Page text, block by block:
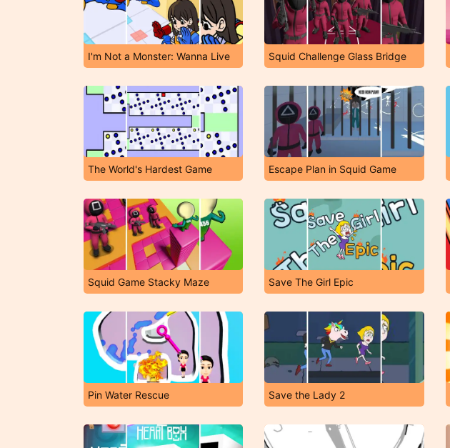
I'm Not a Monster: Wanna Live Squid Challenge Glass Bridge
The World's Hardest Game Escape Plan in Squid Game
Squid Game Stacky Maze Save The Girl Epic
Pin Water Rescue Save the Lady 2